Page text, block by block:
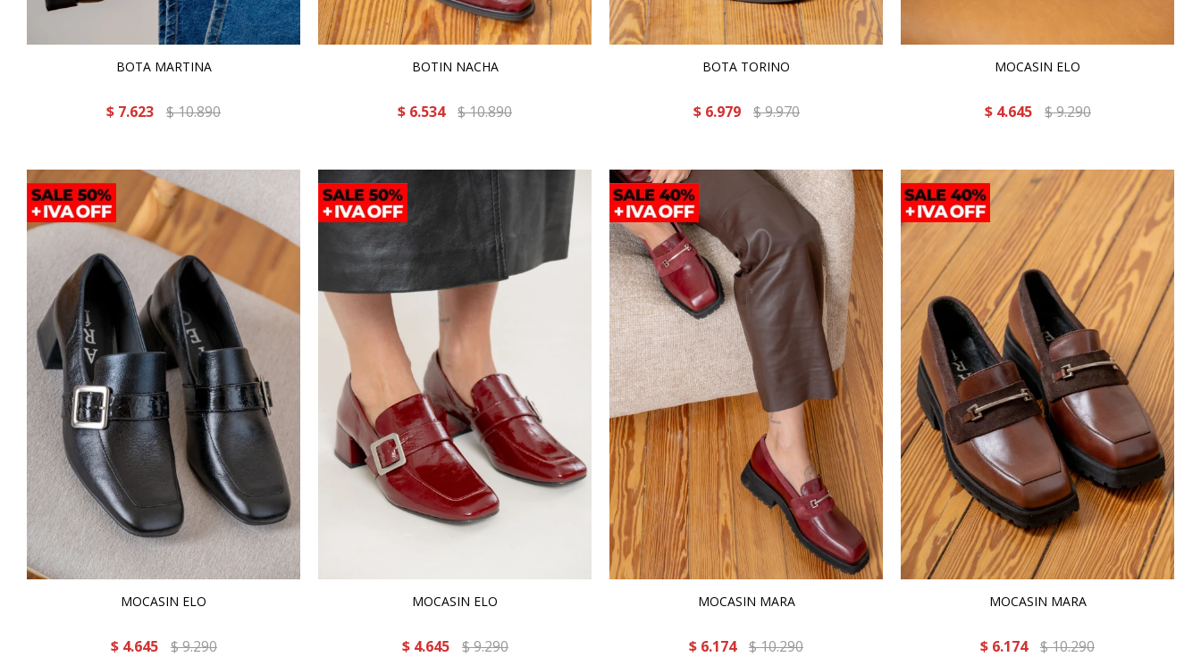
BOTA MARTINA
$ 7.623 $10.890
BOTIN NACHA
$ 6.534 $10.890
BOTA TORINO
$ 6.979 $9.970
MOCASIN ELO
$ 4.645 $9.290
MOCASIN ELO
$ 4.645 $9.290
MOCASIN ELO
$ 4.645 $9.290
MOCASIN MARA
$ 6.174 $10.290
MOCASIN MARA
$ 6.174 $10.290